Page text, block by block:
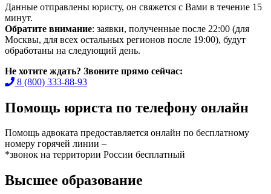
Данные отправлены юристу, он свяжется с Вами в течение 15
минут.
Обратите внимание: заявки, полученные после 22:00 (для
Москвы, для всех остальных регионов после 19:00), будут
обработаны на следующий день.
Не хотите ждать? Звоните прямо сейчас:
8 (800) 333-88-93
Помощь юриста по телефону онлайн
Помощь адвоката предоставляется онлайн по бесплатному
номеру горячей линии –
*звонок на территории России бесплатный
Высшее образование